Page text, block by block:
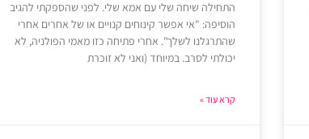
התחילה שיחה שלי עם אמא שלי. לפני שהספקתי להגיב
הוסיפה: "אי אפשר קינוחים קנויים או של אחרים אחרי
שהתרגלנו לשלך". אחרי פתיחה כזו מאמי הפולניה, לא
יכולתי לסרב. במיוחד (ואני לא זוכרת
קרא עוד »